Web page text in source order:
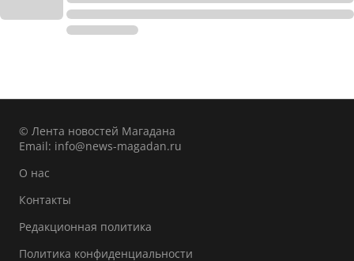
© Лента новостей Магадана
Email: info@news-magadan.ru
О нас
Контакты
Редакционная политика
Политика конфиденциальности